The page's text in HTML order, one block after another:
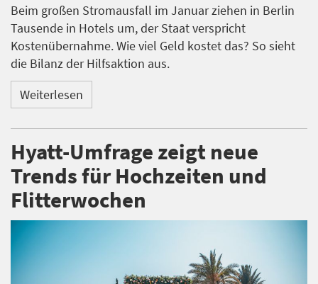
Beim großen Stromausfall im Januar ziehen in Berlin
Tausende in Hotels um, der Staat verspricht
Kostenübernahme. Wie viel Geld kostet das? So sieht
die Bilanz der Hilfsaktion aus.
Weiterlesen
Hyatt-Umfrage zeigt neue
Trends für Hochzeiten und
Flitterwochen